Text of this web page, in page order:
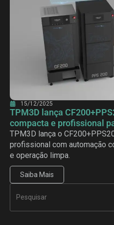
15/12/2025
TPM3D lança
compacta e profissional
TPM3D lança o
profissional com automação
e operação limpa.
Saiba Mais